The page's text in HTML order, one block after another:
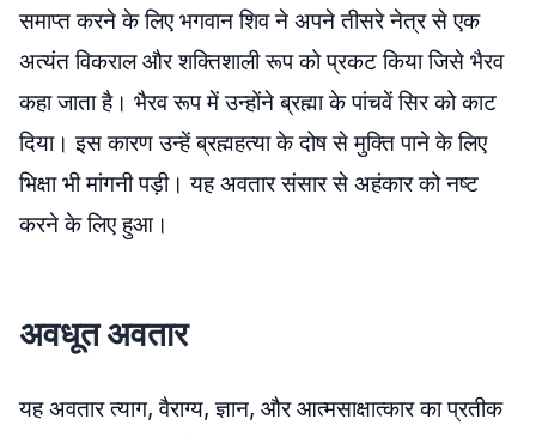
समाप्त करने के लिए भगवान शिव ने अपने तीसरे नेत्र से एक
अत्यंत विकराल और शक्तिशाली रूप को प्रकट किया जिसे भैरव
कहा जाता है। भैरव रूप में उन्होंने ब्रह्मा के पांचवें सिर को काट
दिया। इस कारण उन्हें ब्रह्महत्या के दोष से मुक्ति पाने के लिए
भिक्षा भी मांगनी पड़ी। यह अवतार संसार से अहंकार को नष्ट
करने के लिए हुआ।
अवधूत अवतार
यह अवतार त्याग, वैराग्य, ज्ञान, और आत्मसाक्षात्कार का प्रतीक